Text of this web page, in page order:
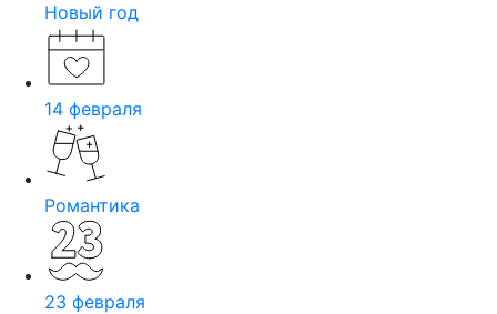
Новый год
14 февраля
Романтика
23 февраля